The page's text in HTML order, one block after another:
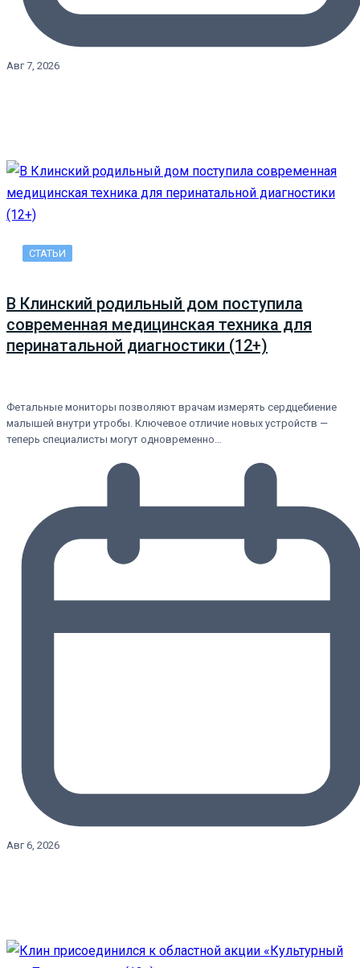
Авг 7, 2026
СТАТЬИ
В Клинский родильный дом поступила
современная медицинская техника для
перинатальной диагностики (12+)
Фетальные мониторы позволяют врачам измерять сердцебиение
малышей внутри утробы. Ключевое отличие новых устройств —
теперь специалисты могут одновременно…
Авг 6, 2026